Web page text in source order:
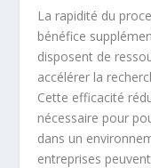
La rapidité du
bénéfice
disposent de
accélérer la
Cette efficacité
nécessaire pour
dans un
entreprises